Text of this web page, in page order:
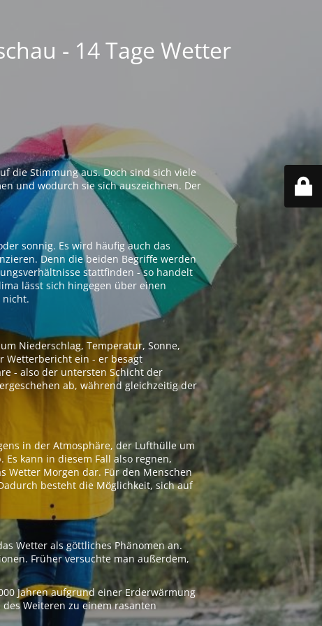
- 14 Tage Wetter
die Stimmung aus. Doch sind sich viele
und wodurch sie sich auszeichnen. Der
sonnig. Es wird häufig auch das
Denn die beiden Begriffe werden
stattfinden - so handelt
lässt sich hingegen über einen
nicht.
Niederschlag, Temperatur, Sonne,
Wetterbericht ein - er besagt
- also der untersten Schicht der
ab, während gleichzeitig der
in der Atmosphäre, der Lufthülle um
kann in diesem Fall also regnen,
Wetter Morgen dar. Für den Menschen
besteht die Möglichkeit, sich auf
Wetter als göttliches Phänomen an.
Früher versuchte man außerdem,
Jahren aufgrund einer Erderwärmung
Weiteren zu einem rasanten